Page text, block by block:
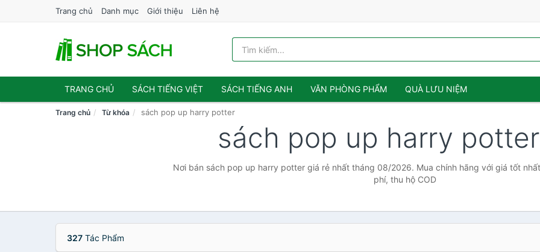
Trang chủ Danh mục Giới thiệu Liên hệ
TRANG CHỦ SÁCH TIẾNG VIỆT SÁCH TIẾNG ANH VĂN PHÒNG PHẨM QUÀ LƯU NIỆM
Trang chủ Từ khóa sách pop up harry potter
sách pop up harry
Nơi bán sách pop up harry potter giá rẻ nhất tháng 08/2026. Mua chính hãng với giá tốt
phí, thu hộ COD
327 Tác Phẩm